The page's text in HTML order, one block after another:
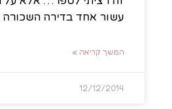
עשור אחד בדירה השכורה
המשך קריאה »
12/12/2014